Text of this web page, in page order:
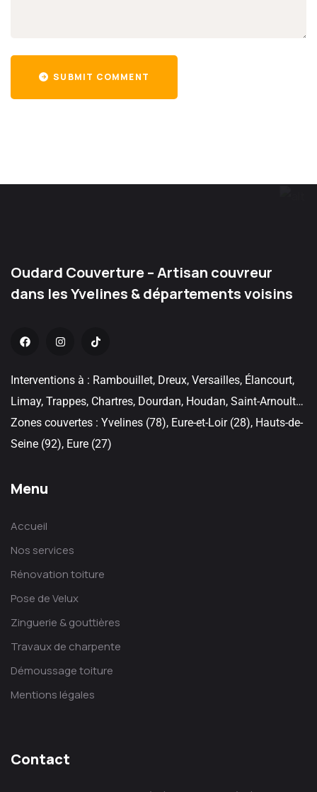
SUBMIT COMMENT
Oudard Couverture – Artisan couvreur
dans les Yvelines & départements voisins
Interventions à : Rambouillet, Dreux, Versailles, Élancourt,
Limay, Trappes, Chartres, Dourdan, Houdan, Saint-Arnoult…
Zones couvertes : Yvelines (78), Eure-et-Loir (28), Hauts-de-
Seine (92), Eure (27)
Menu
Accueil
Nos services
Rénovation toiture
Pose de Velux
Zinguerie & gouttières
Travaux de charpente
Démoussage toiture
Mentions légales
Contact